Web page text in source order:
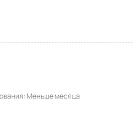
Меньше месяца